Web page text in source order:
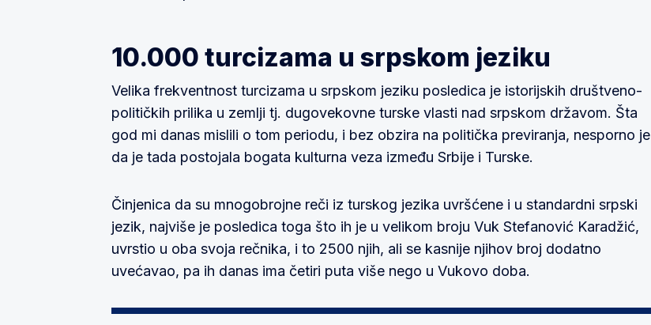
10.000 turcizama u srpskom jeziku
Velika frekventnost turcizama u srpskom jeziku posledica je istorijskih društveno-
političkih prilika u zemlji tj. dugovekovne turske vlasti nad srpskom državom. Šta
god mi danas mislili o tom periodu, i bez obzira na politička previranja, nesporno je
da je tada postojala bogata kulturna veza između Srbije i Turske.
Činjenica da su mnogobrojne reči iz turskog jezika uvršćene i u standardni srpski
jezik, najviše je posledica toga što ih je u velikom broju Vuk Stefanović Karadžić,
uvrstio u oba svoja rečnika, i to 2500 njih, ali se kasnije njihov broj dodatno
uvećavao, pa ih danas ima četiri puta više nego u Vukovo doba.